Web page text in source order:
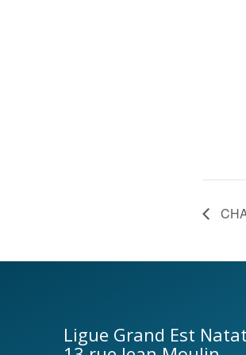
Ligue Grand Est